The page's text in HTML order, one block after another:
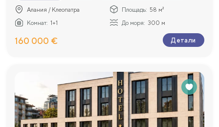
Алания / Клеопатра Площадь: 58 м²
Комнат: 1+1 До моря: 300 м
160 000 € Детали